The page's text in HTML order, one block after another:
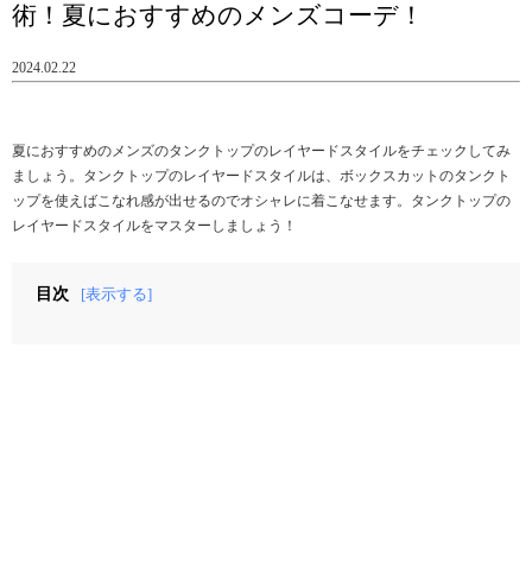
術！夏におすすめのメンズコーデ！
2024.02.22
夏におすすめのメンズのタンクトップのレイヤードスタイルをチェックしてみ
ましょう。タンクトップのレイヤードスタイルは、ボックスカットのタンクト
ップを使えばこなれ感が出せるのでオシャレに着こなせます。タンクトップの
レイヤードスタイルをマスターしましょう！
目次 [表示する]